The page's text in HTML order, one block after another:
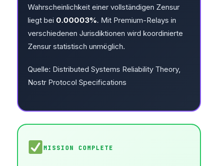
Wahrscheinlichkeit einer vollständigen Zensur
liegt bei 0.00003%. Mit Premium-Relays in
verschiedenen Jurisdiktionen wird koordinierte
Zensur statistisch unmöglich.
Quelle: Distributed Systems Reliability Theory,
Nostr Protocol Specifications
MISSION COMPLETE